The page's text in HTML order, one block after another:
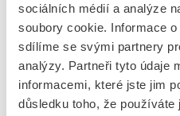
sociálních médií a analýze
soubory cookie. Informace
sdílíme se svými partnery
analýzy. Partneři tyto údaje
informacemi, které jste jim
důsledku toho, že používáte
Přidat k porovnání
4 ks
SCAME Sloupek
rozvodnice